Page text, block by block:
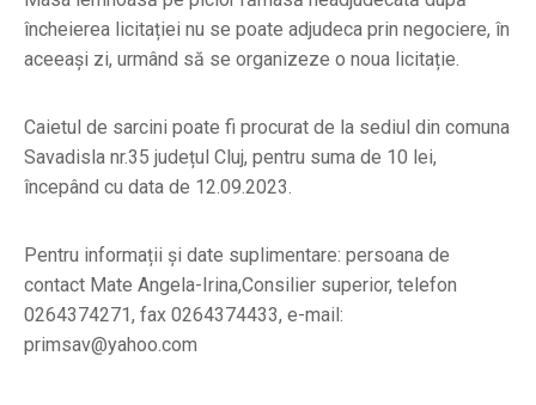
încheierea licitației nu se poate adjudeca prin negociere, în
aceeași zi, urmând să se organizeze o noua licitație.
Caietul de sarcini poate fi procurat de la sediul din comuna
Savadisla nr.35 județul Cluj, pentru suma de 10 lei,
începând cu data de 12.09.2023.
Pentru informații și date suplimentare: persoana de
contact Mate Angela-Irina,Consilier superior, telefon
0264374271, fax 0264374433, e-mail:
primsav@yahoo.com